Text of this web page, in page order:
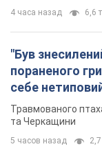
4 часа назад 6,6
"Був
пораненого
себе
Травмованого
та Черкащини
5 часов назад 2,7